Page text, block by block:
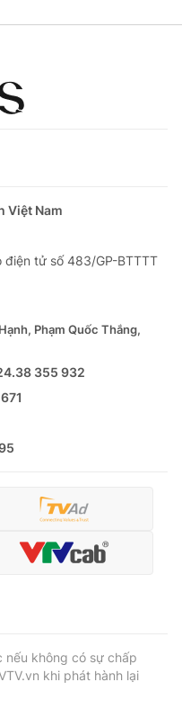
Việt Nam
tử số 483/GP-BTTTT
Phạm Quốc Thắng,
355 932
nếu không có sự chấp
khi phát hành lại